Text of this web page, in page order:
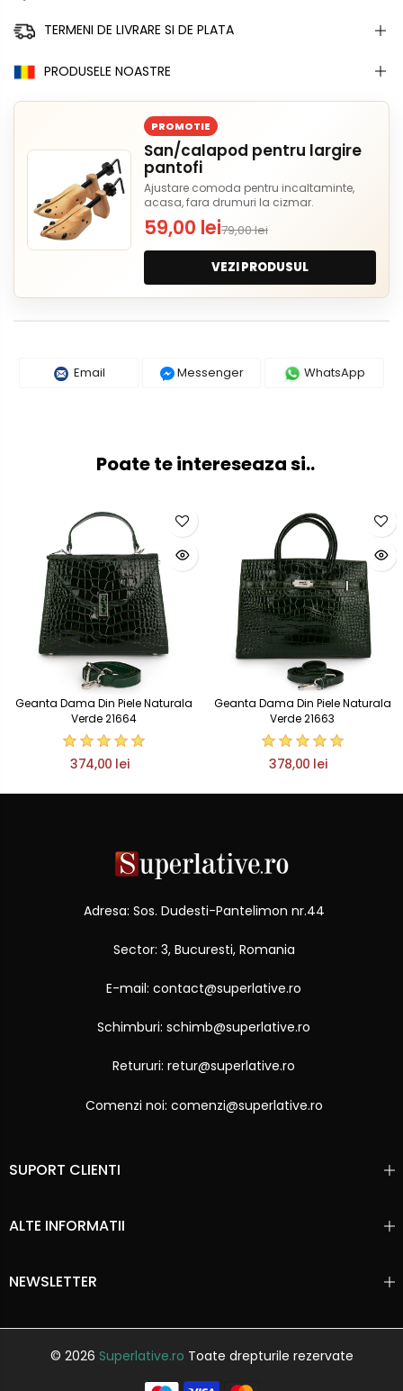
TERMENI DE LIVRARE SI DE PLATA
PRODUSELE NOASTRE
PROMOTIE
San/calapod pentru largire
pantofi
Ajustare comoda pentru incaltaminte,
acasa, fara drumuri la cizmar.
59,00 lei79,00 lei
VEZI PRODUSUL
Email Messenger WhatsApp
Poate te intereseaza si..
Geanta Dama Din Piele Naturala
Verde 21664
374,00 lei
Geanta Dama Din Piele Naturala
Verde 21663
378,00 lei
Adresa: Sos. Dudesti-Pantelimon nr.44
Sector: 3, Bucuresti, Romania
E-mail: contact@superlative.ro
Schimburi: schimb@superlative.ro
Retururi: retur@superlative.ro
Comenzi noi: comenzi@superlative.ro
SUPORT CLIENTI
ALTE INFORMATII
NEWSLETTER
© 2026 Superlative.ro Toate drepturile rezervate